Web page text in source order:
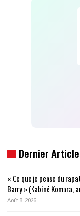
Dernier Article
« Ce que je pense du
Barry » (Kabiné Komara,
Août 8, 2026